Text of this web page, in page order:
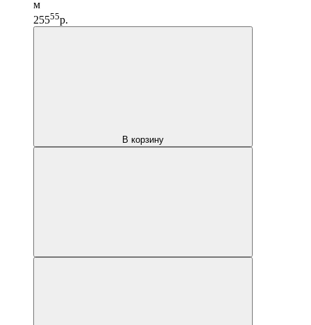
м
25555р.
В корзину